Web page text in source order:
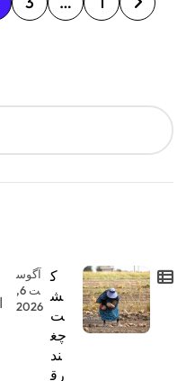
ف
ب
ن
د
و
ش
ت
ک
ش
ت
چغ
ند
رق
آگوس
ت 6,
2026